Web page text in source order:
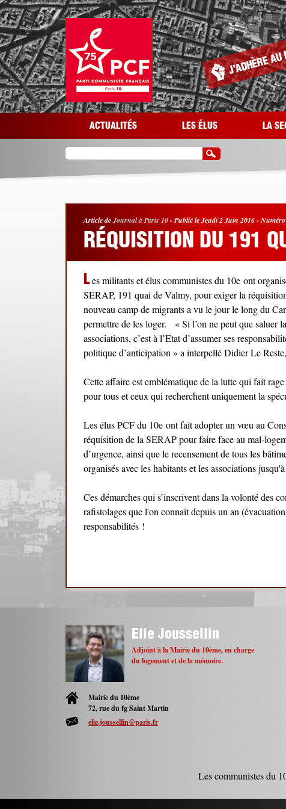
Aller au contenu principal
ACTUALITÉS LES ÉLUS LA
Article deJournal à Paris 10-Publié le Jeudi 2 Juin 2016-
RÉQUISITION DU 191
Les militants et élus communistes du 10e ont
SERAP, 191 quai de Valmy, pour exiger la
nouveau camp de migrants a vu le jour le long du
permettre de les loger. « Si l’on ne peut que saluer
associations, c’est à l’Etat d’assumer ses
politique d’anticipation » a interpellé Didier Le
Cette affaire est emblématique de la lutte qui fait
pour tous et ceux qui recherchent uniquement la
Les élus PCF du 10e ont fait adopter un vœu au
réquisition de la SERAP pour faire face au mal-
d’urgence, ainsi que le recensement de tous les
organisés avec les habitants et les associations
Ces démarches qui s’inscrivent dans la volonté des
rafistolages que l'on connaît depuis un an
responsabilités !
Elie Joussellin
Adjoint à la Mairie du 10ème, en charge
du logement et de la mémoire.
Mairie du 10ème
72, rue du fg Saint Martin
elie.joussellin@paris.fr
Les communistes du